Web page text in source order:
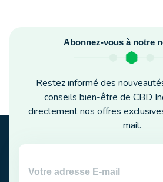
Abonnez-vous à notre
Restez informé des
conseils bien-être de CBD
directement nos offres
mail.